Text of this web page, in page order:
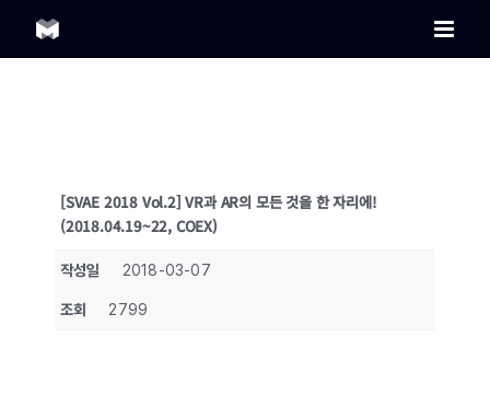
content
[SVAE 2018 Vol.2] VR과 AR의 모든 것을 한 자리에!
(2018.04.19~22, COEX)
작성일 2018-03-07
조회 2799